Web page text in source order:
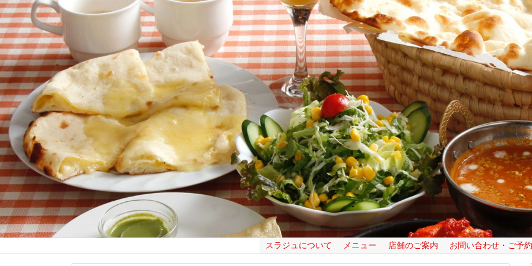
スラジュについて メニュー 店舗のご案内 お問い合わせ・ご予